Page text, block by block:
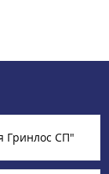
Гринлос СП"